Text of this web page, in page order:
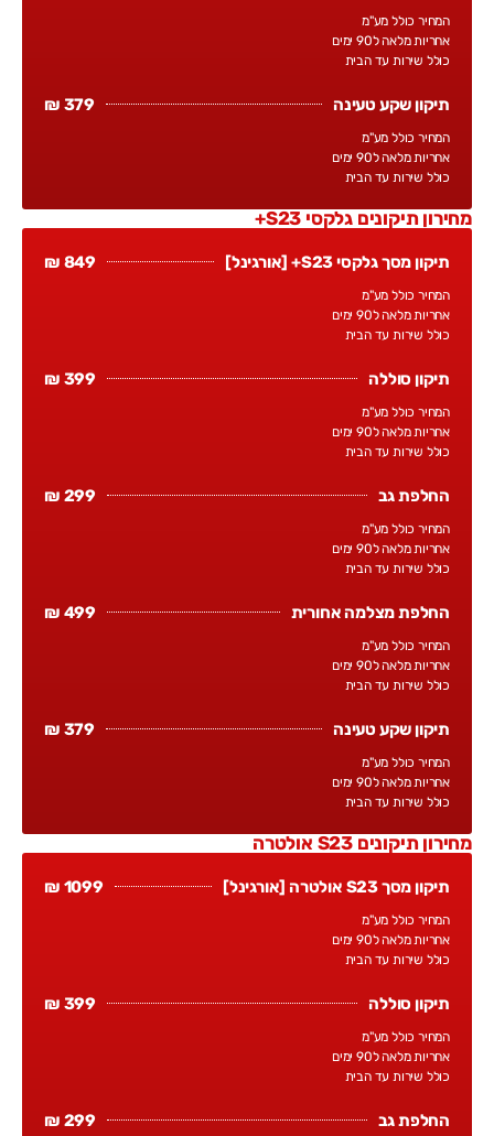
המחיר כולל מע"מ
אחריות מלאה ל90 ימים
כולל שירות עד הבית
תיקון שקע טעינה 379 ₪
המחיר כולל מע"מ
אחריות מלאה ל90 ימים
כולל שירות עד הבית
מחירון תיקונים גלקסי S23+
תיקון מסך גלקסי S23+ [אורגינל] 849 ₪
המחיר כולל מע"מ
אחריות מלאה ל90 ימים
כולל שירות עד הבית
תיקון סוללה 399 ₪
המחיר כולל מע"מ
אחריות מלאה ל90 ימים
כולל שירות עד הבית
החלפת גב 299 ₪
המחיר כולל מע"מ
אחריות מלאה ל90 ימים
כולל שירות עד הבית
החלפת מצלמה אחורית 499 ₪
המחיר כולל מע"מ
אחריות מלאה ל90 ימים
כולל שירות עד הבית
תיקון שקע טעינה 379 ₪
המחיר כולל מע"מ
אחריות מלאה ל90 ימים
כולל שירות עד הבית
מחירון תיקונים S23 אולטרה
תיקון מסך S23 אולטרה [אורגינל] 1099 ₪
המחיר כולל מע"מ
אחריות מלאה ל90 ימים
כולל שירות עד הבית
תיקון סוללה 399 ₪
המחיר כולל מע"מ
אחריות מלאה ל90 ימים
כולל שירות עד הבית
החלפת גב 299 ₪